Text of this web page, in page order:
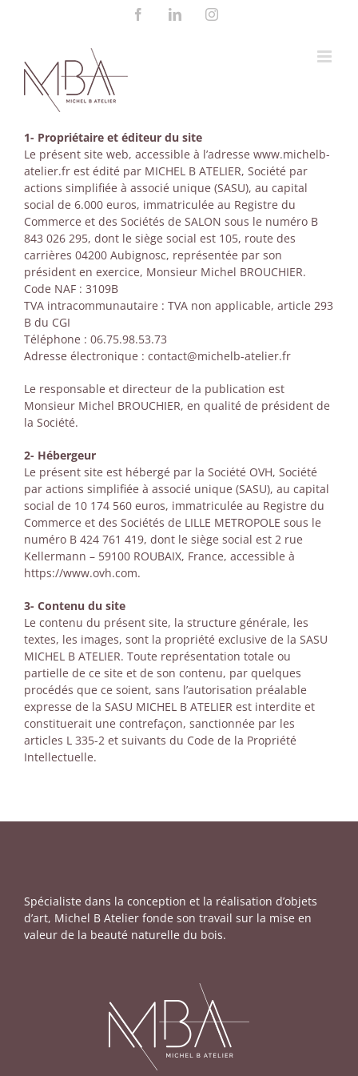
FacebookLinkedInInstagram
1- Propriétaire et éditeur du site
Le présent site web, accessible à l’adresse www.michelb-
atelier.fr est édité par MICHEL B ATELIER, Société par
actions simplifiée à associé unique (SASU), au capital
social de 6.000 euros, immatriculée au Registre du
Commerce et des Sociétés de SALON sous le numéro B
843 026 295, dont le siège social est 105, route des
carrières 04200 Aubignosc, représentée par son
président en exercice, Monsieur Michel BROUCHIER.
Code NAF : 3109B
TVA intracommunautaire : TVA non applicable, article 293
B du CGI
Téléphone : 06.75.98.53.73
Adresse électronique : contact@michelb-atelier.fr
Le responsable et directeur de la publication est
Monsieur Michel BROUCHIER, en qualité de président de
la Société.
2- Hébergeur
Le présent site est hébergé par la Société OVH, Société
par actions simplifiée à associé unique (SASU), au capital
social de 10 174 560 euros, immatriculée au Registre du
Commerce et des Sociétés de LILLE METROPOLE sous le
numéro B 424 761 419, dont le siège social est 2 rue
Kellermann – 59100 ROUBAIX, France, accessible à
https://www.ovh.com.
3- Contenu du site
Le contenu du présent site, la structure générale, les
textes, les images, sont la propriété exclusive de la SASU
MICHEL B ATELIER. Toute représentation totale ou
partielle de ce site et de son contenu, par quelques
procédés que ce soient, sans l’autorisation préalable
expresse de la SASU MICHEL B ATELIER est interdite et
constituerait une contrefaçon, sanctionnée par les
articles L 335-2 et suivants du Code de la Propriété
Intellectuelle.
Spécialiste dans la conception et la réalisation d’objets
d’art, Michel B Atelier fonde son travail sur la mise en
valeur de la beauté naturelle du bois.